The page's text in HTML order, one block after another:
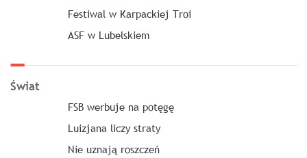
Festiwal w Karpackiej Troi
ASF w Lubelskiem
Świat
FSB werbuje na potęgę
Luizjana liczy straty
Nie uznają roszczeń